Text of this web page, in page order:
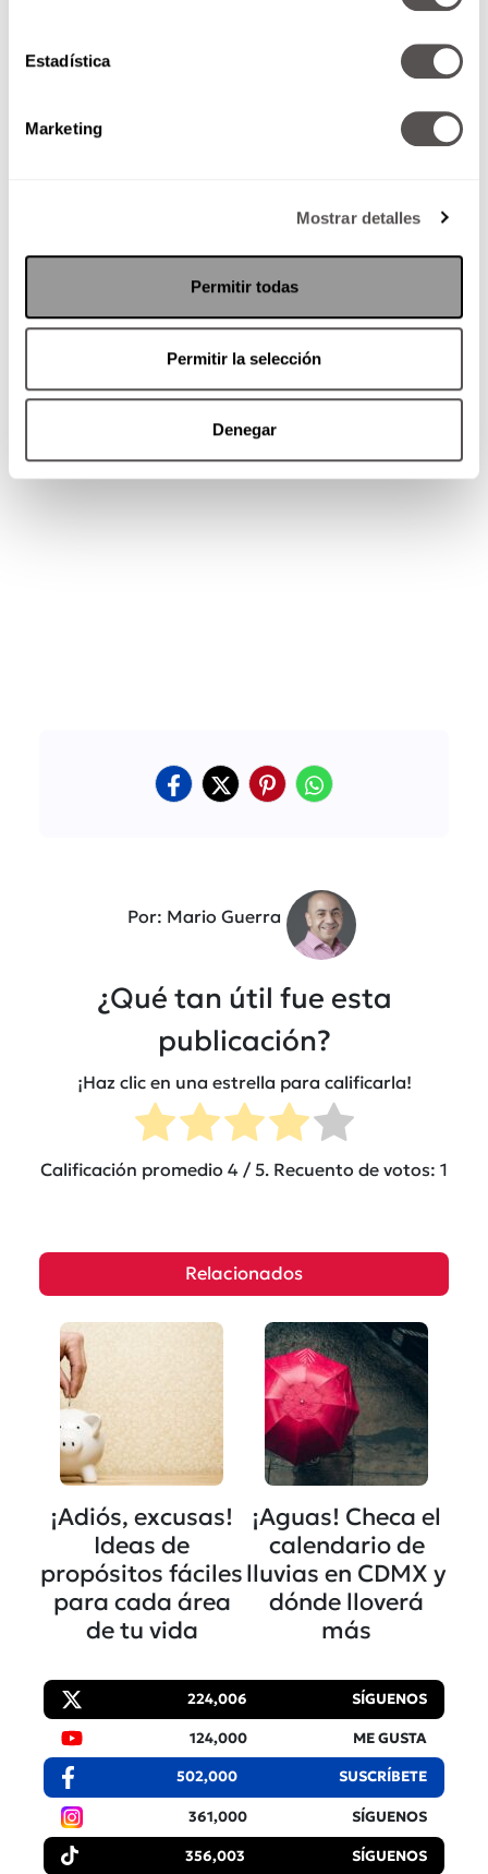
Estadística
Marketing
Mostrar detalles
Permitir todas
Permitir la selección
Denegar
Hay que acordarnos siempre que podemos
amargados y destruir. En realidad todos
tenemos una, pero no todos decidimos hacerlo.
Al final lo que hacemos con lo que nos pasa es
Milo.
Por: Mario Guerra
¿Qué tan útil fue esta
publicación?
¡Haz clic en una estrella para calificarla!
Calificación promedio 4 / 5. Recuento de votos: 1
Relacionados
¡Adiós, excusas!
Ideas de
propósitos fáciles
para cada área
de tu vida
¡Aguas! Checa el
calendario de
lluvias en CDMX y
dónde lloverá
más
224,006 SÍGUENOS
124,000 ME GUSTA
502,000 SUSCRÍBETE
361,000 SÍGUENOS
356,003 SÍGUENOS